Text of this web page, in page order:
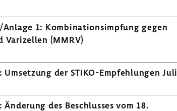
1: Kombi­na­ti­ons­imp­fung gegen
Vari­zellen (MMRV)
der STIKO-​Empfehlungen Juli
des Beschlusses vom 18.